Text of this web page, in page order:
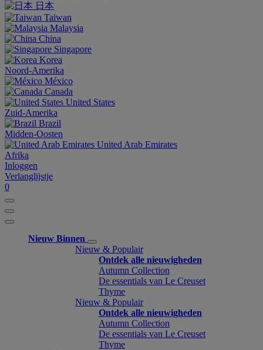
日本
Taiwan
Malaysia
China
Singapore
Korea
Noord-Amerika
México
Canada
United States
Zuid-Amerika
Brazil
Midden-Oosten
United Arab Emirates
Afrika
Inloggen
Verlanglijstje
0
Nieuw Binnen
Nieuw & Populair
Ontdek alle nieuwigheden
Autumn Collection
De essentials van Le Creuset
Thyme
Nieuw & Populair
Ontdek alle nieuwigheden
Autumn Collection
De essentials van Le Creuset
Thyme